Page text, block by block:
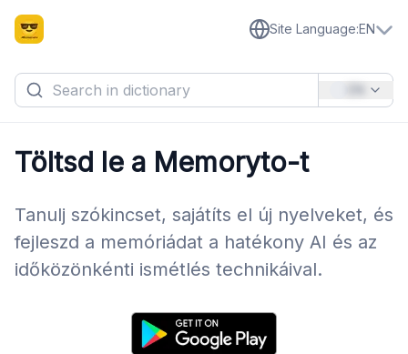
Site Language:EN
Töltsd le a Memoryto-t
Tanulj szókincset, sajátíts el új nyelveket, és
fejleszd a memóriádat a hatékony AI és az
időközönkénti ismétlés technikáival.